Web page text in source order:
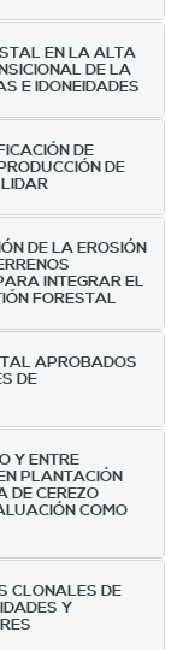
EN LA ALTA
DE LA
E IDONEIDADES
DE
DE
DE LA EROSIÓN
INTEGRAR EL
FORESTAL
APROBADOS
DE
Y ENTRE
PLANTACIÓN
DE CEREZO
COMO
CLONALES DE
Y